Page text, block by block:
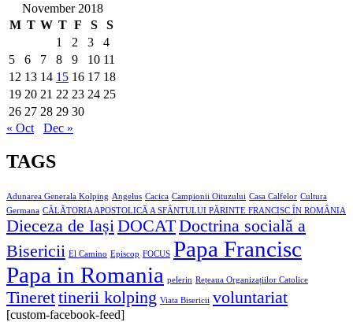
November 2018
M T W T F S
S
1
2 3
4
5
6 7 8 9 10 11
12 13 14 15 16 17 18
19 20 21 22 23 24 25
26 27 28 29 30
« Oct
Dec »
TAGS
Adunarea Generala Kolping Angelus Cacica Campionii Oituzului Casa Calfelor Cultura
Germana CĂLĂTORIA APOSTOLICĂ A SFÂNTULUI PĂRINTE FRANCISC ÎN ROMÂNIA
Dieceza de Iași DOCATDoctrina socială a
Bisericii El Camino Episcop FOCUS Papa Francisc
Papa in Romania pelerin Rețeaua Organizațiilor Catolice
Tinerettinerii kolping Viata Bisericii voluntariat
[custom-facebook-feed]